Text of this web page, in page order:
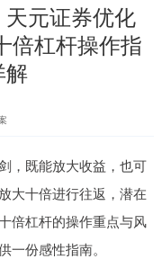
元证券优化
倍杠杆操作指
解
，既能放大收益，也可
大十倍进行往返，潜在
倍杠杆的操作重点与风
份感性指南。